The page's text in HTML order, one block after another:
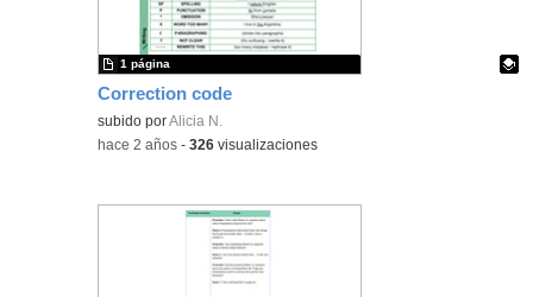
Correction code
Contenido educativo.
subido porAlicia N.
1 página
-hace 2 años -326 visualizaciones